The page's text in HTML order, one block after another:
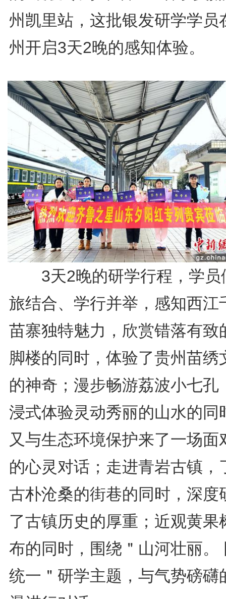
州凯里站，这批银发研学学员
州开启3天2晚的感知体验。
3天2晚的研学行程，学员
旅结合、学行并举，感知西江
苗寨独特魅力，欣赏错落有致
脚楼的同时，体验了贵州苗绣
的神奇；漫步畅游荔波小七孔
浸式体验灵动秀丽的山水的同
又与生态环境保护来了一场面
的心灵对话；走进青岩古镇，
古朴沧桑的街巷的同时，深度
了古镇历史的厚重；近观黄果
布的同时，围绕＂山河壮丽。
统一＂研学主题，与气势磅礴